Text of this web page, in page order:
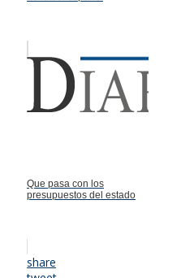
Que pasa con los
presupuestos del estado
share